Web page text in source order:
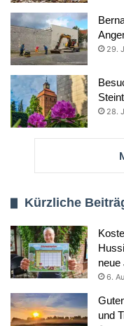
29.
28.
Kürzliche
neue
6.
und